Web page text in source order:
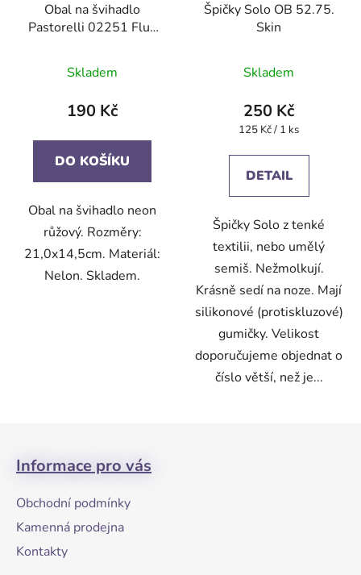
Obal na švihadlo
Pastorelli 02251 Fluo
Skladem
190 Kč
DO KOŠÍKU
Obal na švihadlo neon
růžový. Rozměry:
21,0x14,5cm. Materiál:
Nelon. Skladem.
Špičky Solo OB 52.75.
Skin
Skladem
250 Kč
Měrná
125 Kč / 1 ks
DETAIL
Špičky Solo z tenké
textilii, nebo umělý
semiš. Nežmolkují.
Krásně sedí na noze. Mají
silikonové (protiskluzové)
gumičky. Velikost
doporučujeme objednat o
číslo větší, než je...
Informace pro vás
Obchodní podmínky
Kamenná prodejna
Kontakty